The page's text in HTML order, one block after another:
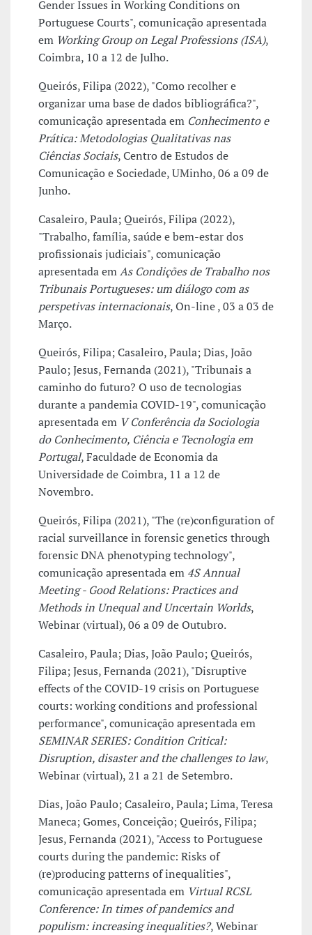
Gender Issues in Working Conditions on
Portuguese Courts", comunicação apresentada
em Working Group on Legal Professions (ISA),
Coimbra, 10 a 12 de Julho.
Queirós, Filipa (2022), "Como recolher e
organizar uma base de dados bibliográfica?",
comunicação apresentada em Conhecimento e
Prática: Metodologias Qualitativas nas
Ciências Sociais, Centro de Estudos de
Comunicação e Sociedade, UMinho, 06 a 09 de
Junho.
Casaleiro, Paula; Queirós, Filipa (2022),
"Trabalho, família, saúde e bem-estar dos
profissionais judiciais", comunicação
apresentada emAs Condições de Trabalho nos
Tribunais Portugueses: um diálogo com as
perspetivas internacionais, On-line , 03 a 03 de
Março.
Queirós, Filipa; Casaleiro, Paula; Dias, João
Paulo; Jesus, Fernanda (2021), "Tribunais a
caminho do futuro? O uso de tecnologias
durante a pandemia COVID-19", comunicação
apresentada em V Conferência da Sociologia
do Conhecimento, Ciência e Tecnologia em
Portugal, Faculdade de Economia da
Universidade de Coimbra, 11 a 12 de
Novembro.
Queirós, Filipa (2021), "The (re)configuration of
racial surveillance in forensic genetics through
forensic DNA phenotyping technology",
comunicação apresentada em 4S Annual
Meeting - Good Relations: Practices and
Methods in Unequal and Uncertain Worlds,
Webinar (virtual), 06 a 09 de Outubro.
Casaleiro, Paula; Dias, João Paulo; Queirós,
Filipa; Jesus, Fernanda (2021), "Disruptive
effects of the COVID-19 crisis on Portuguese
courts: working conditions and professional
performance", comunicação apresentada em
SEMINAR SERIES: Condition Critical:
Disruption, disaster and the challenges to law,
Webinar (virtual), 21 a 21 de Setembro.
Dias, João Paulo; Casaleiro, Paula; Lima, Teresa
Maneca; Gomes, Conceição; Queirós, Filipa;
Jesus, Fernanda (2021), "Access to Portuguese
courts during the pandemic: Risks of
(re)producing patterns of inequalities",
comunicação apresentada em Virtual RCSL
Conference: In times of pandemics and
populism: increasing inequalities?, Webinar